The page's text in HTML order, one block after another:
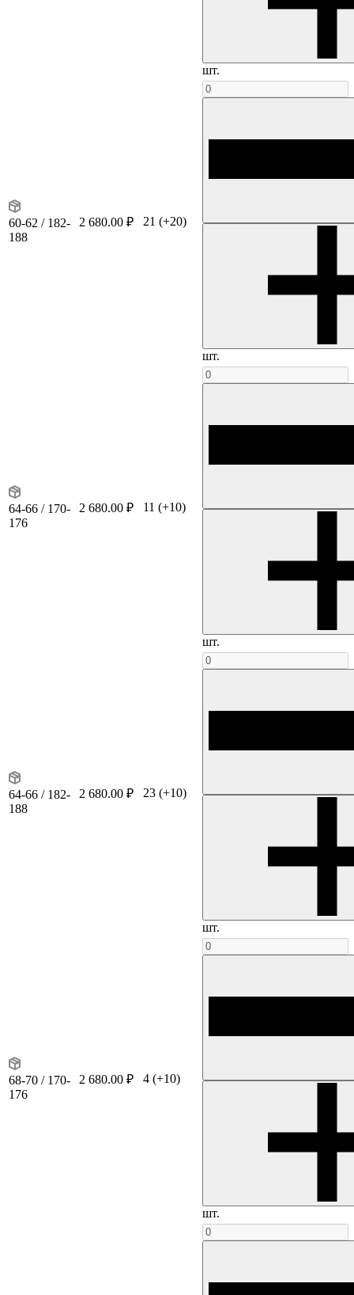
шт.
60-62 / 182-
188
2 680.00 ₽ 21 (+20)
шт.
64-66 / 170-
176
2 680.00 ₽ 11 (+10)
шт.
64-66 / 182-
188
2 680.00 ₽ 23 (+10)
шт.
68-70 / 170-
176
2 680.00 ₽ 4 (+10)
шт.